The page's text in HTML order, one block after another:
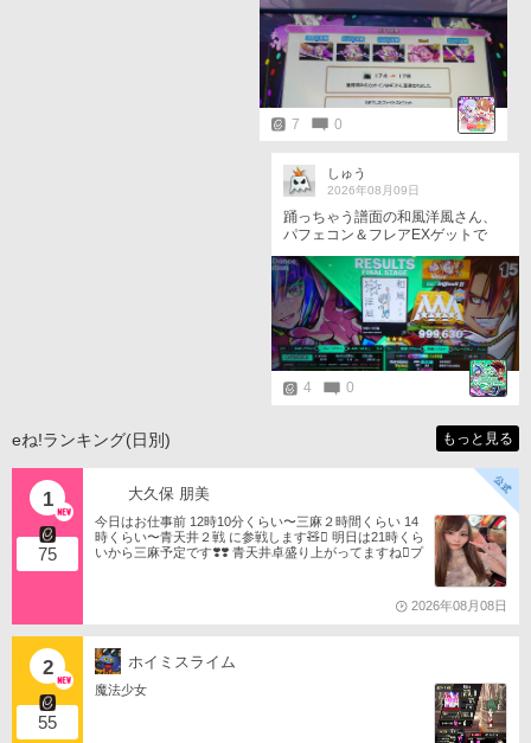
7 0
しゅう
2026年08月09日
踊っちゃう譜面の和風洋風さん、
パフェコン＆フレアEXゲットで
す！ 縦連と、8分踏みの最後が同
時とかあるけど、 やっぱり簡単な
11です。
4 0
eね!ランキング(日別) もっと見る
1
75
大久保 朋美
今日はお仕事前 12時10分くらい〜三麻２時間くらい 14
時くらい〜青天井２戦 に参戦します🧸󾬏 明日は21時くら
いから三麻予定です❣️❣️ 青天井卓盛り上がってますね󾬌️プ
2026年08月08日
2
55
ホイミスライム
魔法少女